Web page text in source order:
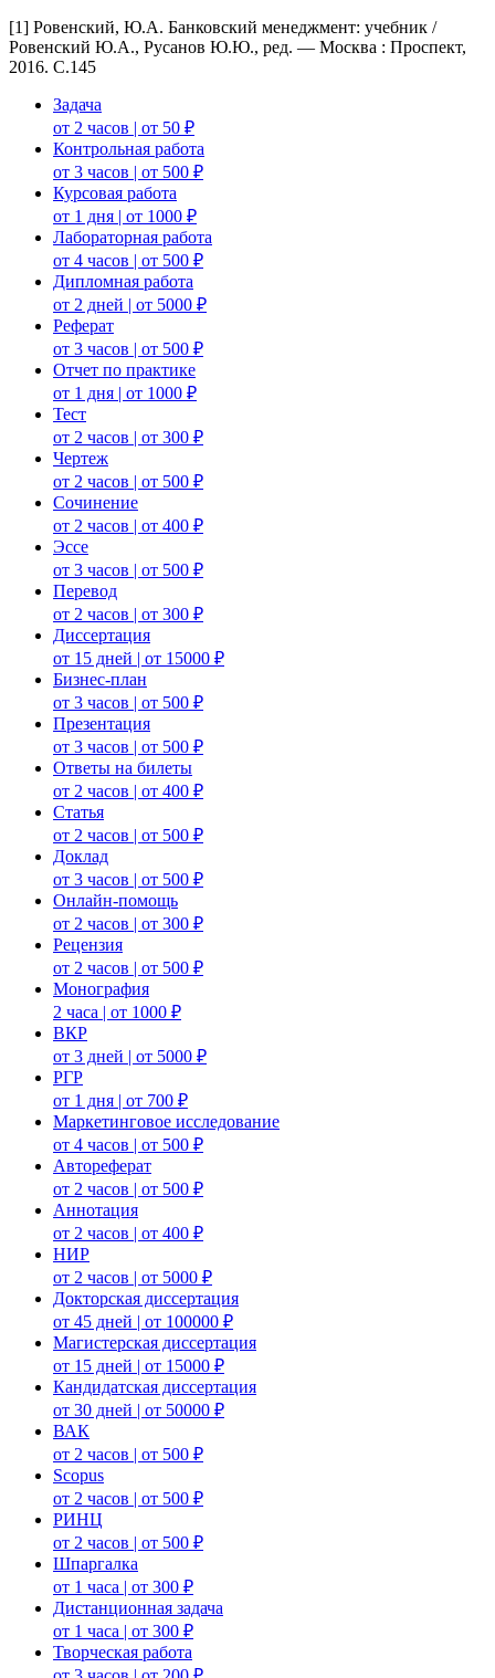
[1] Ровенский, Ю.А. Банковский менеджмент: учебник /
Ровенский Ю.А., Русанов Ю.Ю., ред. — Москва : Проспект,
2016. С.145
Задача
от 2 часов | от 50 ₽
Контрольная работа
от 3 часов | от 500 ₽
Курсовая работа
от 1 дня | от 1000 ₽
Лабораторная работа
от 4 часов | от 500 ₽
Дипломная работа
от 2 дней | от 5000 ₽
Реферат
от 3 часов | от 500 ₽
Отчет по практике
от 1 дня | от 1000 ₽
Тест
от 2 часов | от 300 ₽
Чертеж
от 2 часов | от 500 ₽
Сочинение
от 2 часов | от 400 ₽
Эссе
от 3 часов | от 500 ₽
Перевод
от 2 часов | от 300 ₽
Диссертация
от 15 дней | от 15000 ₽
Бизнес-план
от 3 часов | от 500 ₽
Презентация
от 3 часов | от 500 ₽
Ответы на билеты
от 2 часов | от 400 ₽
Статья
от 2 часов | от 500 ₽
Доклад
от 3 часов | от 500 ₽
Онлайн-помощь
от 2 часов | от 300 ₽
Рецензия
от 2 часов | от 500 ₽
Монография
2 часа | от 1000 ₽
ВКР
от 3 дней | от 5000 ₽
РГР
от 1 дня | от 700 ₽
Маркетинговое исследование
от 4 часов | от 500 ₽
Автореферат
от 2 часов | от 500 ₽
Аннотация
от 2 часов | от 400 ₽
НИР
от 2 часов | от 5000 ₽
Докторская диссертация
от 45 дней | от 100000 ₽
Магистерская диссертация
от 15 дней | от 15000 ₽
Кандидатская диссертация
от 30 дней | от 50000 ₽
ВАК
от 2 часов | от 500 ₽
Scopus
от 2 часов | от 500 ₽
РИНЦ
от 2 часов | от 500 ₽
Шпаргалка
от 1 часа | от 300 ₽
Дистанционная задача
от 1 часа | от 300 ₽
Творческая работа